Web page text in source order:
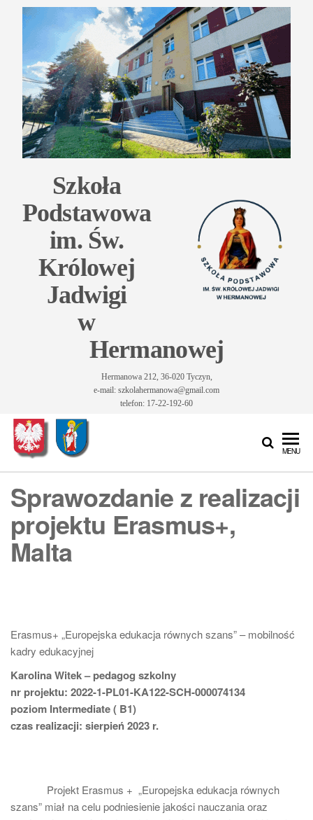
Przejdź
Szkoła
Podstawowa
im. Św.
Królowej
Jadwigi
w
Hermanowej
Hermanowa 212, 36-020 Tyczyn,
e-mail: szkolahermanowa@gmail.com
telefon: 17-22-192-60
Podstawowa
im. Św.
Królowej
Jadwigi w
im. Św.
Królowej
Jadwigi w
Hermanowej
MENU
Sprawozdanie z realizacji
projektu Erasmus+,
Malta
Erasmus+ „Europejska edukacja równych szans” – mobilność
kadry edukacyjnej
Karolina Witek – pedagog szkolny
nr projektu: 2022-1-PL01-KA122-SCH-000074134
poziom Intermediate ( B1)
czas realizacji: sierpień 2023 r.
Projekt Erasmus + „Europejska edukacja równych
szans” miał na celu podniesienie jakości nauczania oraz